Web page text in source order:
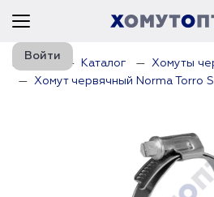
Войти
Главная Каталог
Хомуты
Хомут червячный Norma Torro